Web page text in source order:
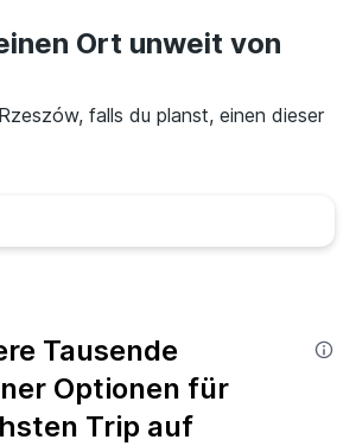
Ort unweit von
falls du planst, einen dieser
Tausende
Optionen für
Trip auf